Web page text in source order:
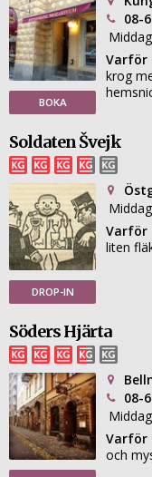
BOKA
08-
Varför
krog
Soldaten Švejk
DROP-IN
Varför
liten
Söders Hjärta
08-
Varför
och